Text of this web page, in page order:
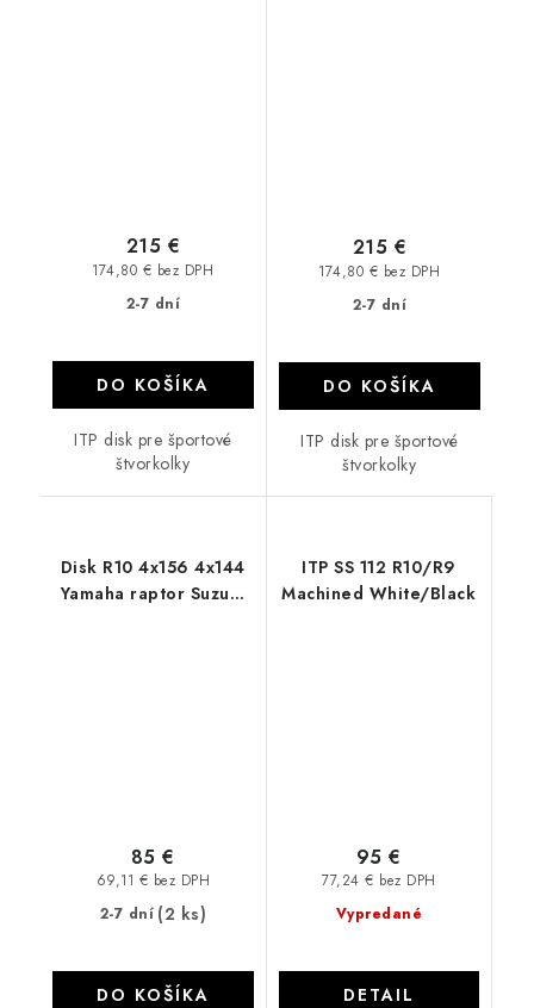
2-7 dní
174,80 € bez DPH
215 €
DO KOŠÍKA
ITP disk pre športové
štvorkolky
2-7 dní
174,80 € bez DPH
215 €
DO KOŠÍKA
ITP disk pre športové
štvorkolky
Disk R10 4x156 4x144
Yamaha raptor Suzuki
2-7 dní (2 ks)
69,11 € bez DPH
85 €
DO KOŠÍKA
ITP SS 112 R10/R9
Machined White/Black
Vypredané
77,24 € bez DPH
95 €
DETAIL